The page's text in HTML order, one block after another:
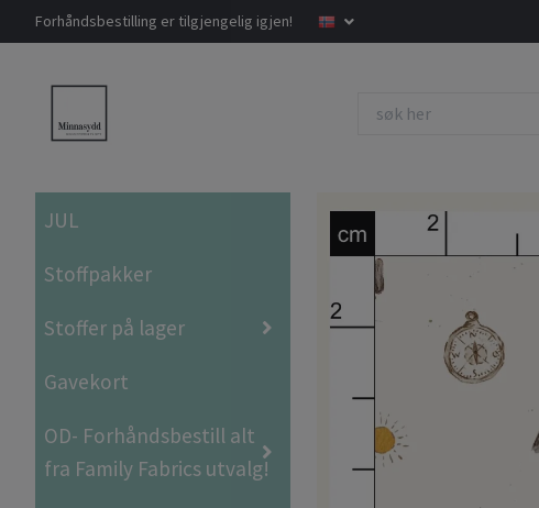
Forhåndsbestilling er tilgjengelig igjen!
JUL
Stoffpakker
Stoffer på lager
Gavekort
OD- Forhåndsbestill alt
fra Family Fabrics utvalg!